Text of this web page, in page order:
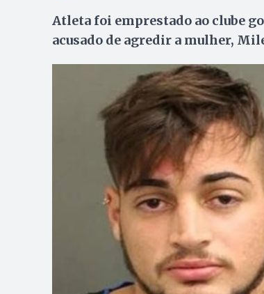
Atleta foi emprestado ao clube
acusado de agredir a mulher,